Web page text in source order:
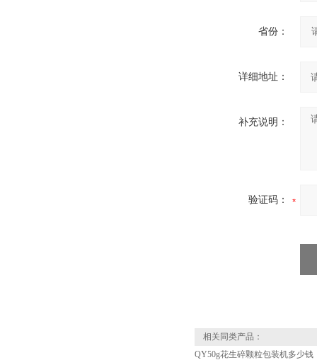
省份：
详细地址：
补充说明：
验证码：
相关同类产品：
QY50g花生碎颗粒包装机多少钱